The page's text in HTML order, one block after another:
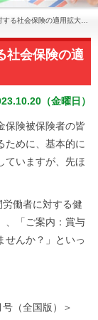
適用拡大の案内（日本年金機構）
社会保険の適
（金曜日）
保険被保険者の皆
ために、基本的に
ていますが、先ほ
働者に対する健
、「ご案内：賞与
せんか？」といっ
（全国版）＞